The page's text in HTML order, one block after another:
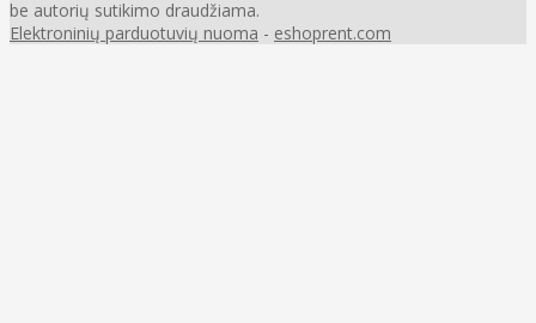
be autorių sutikimo draudžiama.
Elektroninių parduotuvių nuoma - eshoprent.com